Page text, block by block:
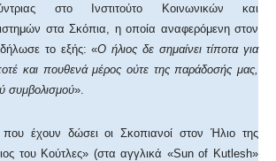
στο Ινστιτούτο Κοινωνικών και
στα Σκόπια, η οποία αναφερόμενη στον
το εξής: «Ο ήλιος δε σημαίνει τίποτα για
και πουθενά μέρος ούτε της παράδοσής μας,
συμβολισμού».
έχουν δώσει οι Σκοπιανοί στον Ήλιο της
του Κούτλες» (στα αγγλικά «Sun of Kutlesh»